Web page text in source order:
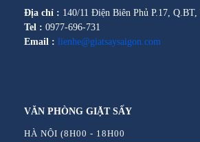
Địa chỉ : 140/11 Điện Biên Phủ P.17,
Tel : 0977-696-731
Email : lienhe@giatsaysaigon.com
VĂN PHÒNG GIẶT SẤY
HÀ NỘI (8H00 - 18H00